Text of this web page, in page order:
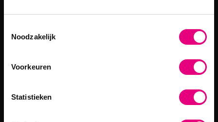
Noodzakelijk
Voorkeuren
Statistieken